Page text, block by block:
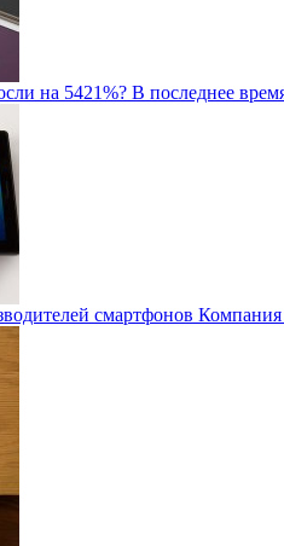
на 5421%? В последнее
смартфонов Компания